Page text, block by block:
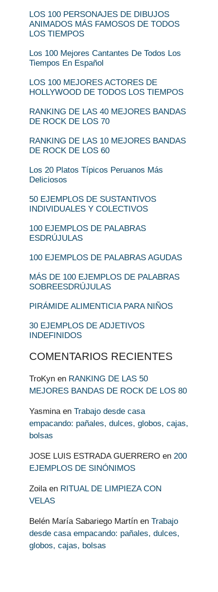
LOS 100 PERSONAJES DE DIBUJOS
ANIMADOS MÁS FAMOSOS DE TODOS
LOS TIEMPOS
Los 100 Mejores Cantantes De Todos Los
Tiempos En Español
LOS 100 MEJORES ACTORES DE
HOLLYWOOD DE TODOS LOS TIEMPOS
RANKING DE LAS 40 MEJORES BANDAS
DE ROCK DE LOS 70
RANKING DE LAS 10 MEJORES BANDAS
DE ROCK DE LOS 60
Los 20 Platos Típicos Peruanos Más
Deliciosos
50 EJEMPLOS DE SUSTANTIVOS
INDIVIDUALES Y COLECTIVOS
100 EJEMPLOS DE PALABRAS
ESDRÚJULAS
100 EJEMPLOS DE PALABRAS AGUDAS
MÁS DE 100 EJEMPLOS DE PALABRAS
SOBREESDRÚJULAS
PIRÁMIDE ALIMENTICIA PARA NIÑOS
30 EJEMPLOS DE ADJETIVOS
INDEFINIDOS
COMENTARIOS RECIENTES
TroKyn en RANKING DE LAS 50
MEJORES BANDAS DE ROCK DE LOS 80
Yasminaen Trabajo desde casa
empacando: pañales, dulces, globos, cajas,
bolsas
JOSE LUIS ESTRADA GUERRERO en 200
EJEMPLOS DE SINÓNIMOS
Zoilaen RITUAL DE LIMPIEZA CON
VELAS
Belén María Sabariego Martín en Trabajo
desde casa empacando: pañales, dulces,
globos, cajas, bolsas